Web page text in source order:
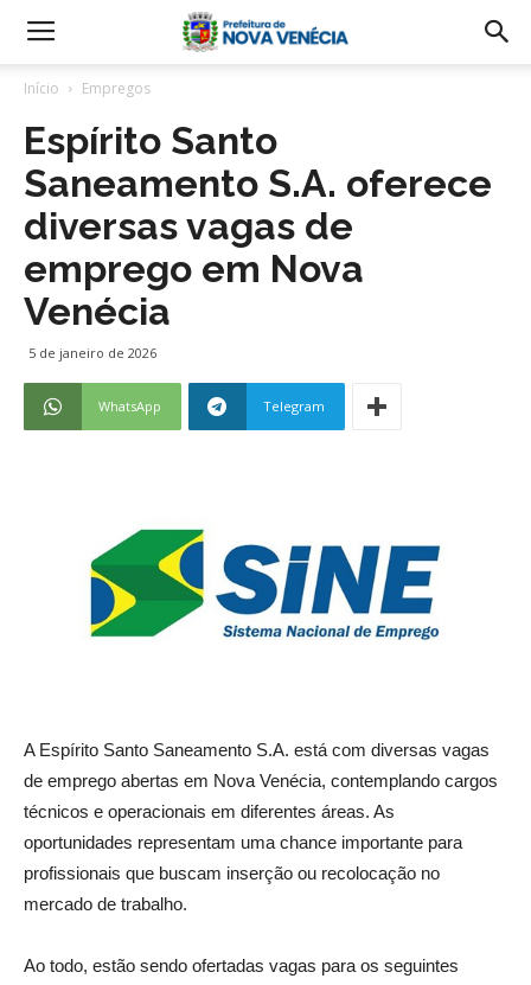
Início Empregos
Espírito Santo
Saneamento S.A. oferece
diversas vagas de
emprego em Nova
Venécia
5 de janeiro de 2026
WhatsApp Telegram
A Espírito Santo Saneamento S.A. está com diversas vagas
de emprego abertas em Nova Venécia, contemplando cargos
técnicos e operacionais em diferentes áreas. As
oportunidades representam uma chance importante para
profissionais que buscam inserção ou recolocação no
mercado de trabalho.
Ao todo, estão sendo ofertadas vagas para os seguintes